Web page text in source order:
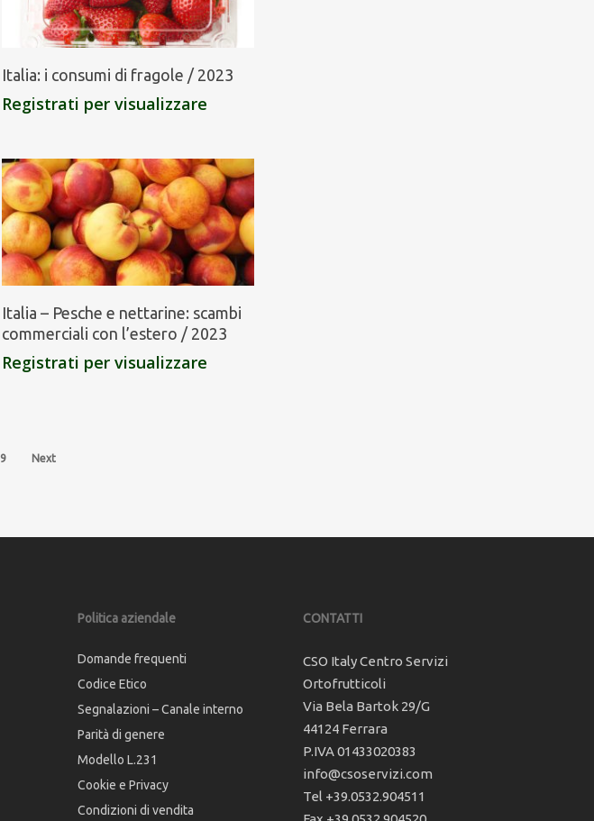
Italia: i consumi di fragole / 2023
Registrati per visualizzare
Italia – Pesche e nettarine: scambi
commerciali con l’estero / 2023
Registrati per visualizzare
9 Next
Politica aziendale
Domande frequenti
Codice Etico
Segnalazioni – Canale interno
Parità di genere
Modello L.231
Cookie e Privacy
Condizioni di vendita
CONTATTI
CSO Italy Centro Servizi
Ortofrutticoli
Via Bela Bartok 29/G
44124 Ferrara
P.IVA 01433020383
info@csoservizi.com
Tel +39.0532.904511